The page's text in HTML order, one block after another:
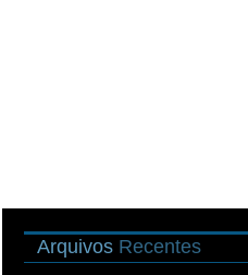
Arquivos Recentes